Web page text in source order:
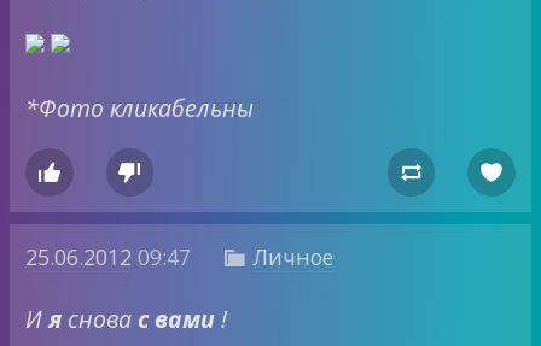
*Фото кликабельны
   
25.06.2012 09:47  Личное
Ия снова с вами!